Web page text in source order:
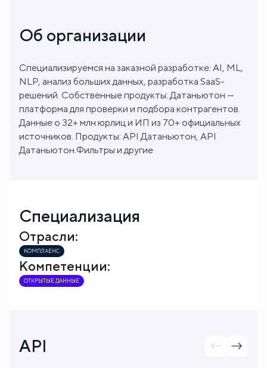
Об организации
Специализируемся на заказной разработке: AI, ML,
NLP, анализ больших данных, разработка SaaS-
решений. Собственные продукты: Датаньютон —
платформа для проверки и подбора контрагентов.
Данные о 32+ млн юрлиц и ИП из 70+ официальных
источников. Продукты: API Датаньютон, API
Датаньютон.Фильтры и другие
Специализация
Отрасли:
КОМПЛАЕНС
Компетенции:
ОТКРЫТЫЕ ДАННЫЕ
API